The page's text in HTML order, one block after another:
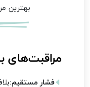
بهترین
مراقبت‌های
فشار مستقیم: